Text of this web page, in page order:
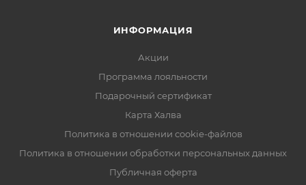
ИНФОРМАЦИЯ
Акции
Программа лояльности
Подарочный сертификат
Карта Халва
Политика в отношении cookie-файлов
Политика в отношении обработки персональных данных
Публичная оферта